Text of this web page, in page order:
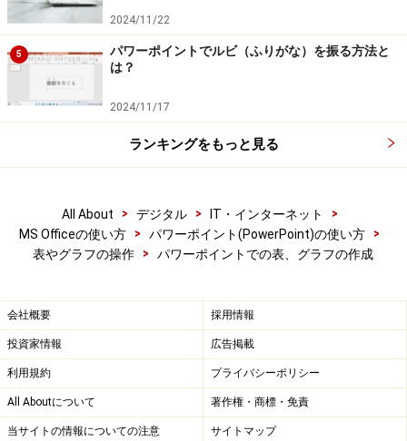
2024/11/22
5
パワーポイントでルビ（ふりがな）を振る方法と
は？
2024/11/17
ランキングをもっと見る
All About > デジタル > IT・インターネット
>
MS Officeの使い方
> パワーポイント(PowerPoint)の使い方
>
表やグラフの操作
> パワーポイントでの表、グラフの作成
会社概要 採用情報
投資家情報 広告掲載
利用規約 プライバシーポリシー
All Aboutについて 著作権・商標・免責
当サイトの情報についての注意 サイトマップ